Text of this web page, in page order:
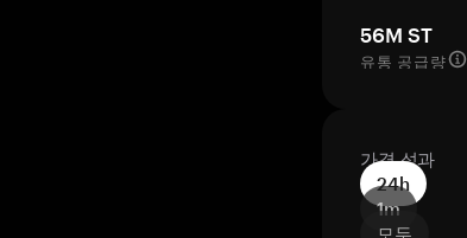
56M ST
유통 공급량
가격 성과
24h
1m
모두